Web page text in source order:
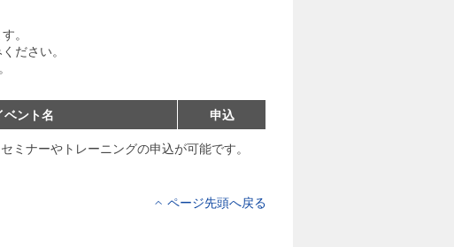
。
ださい。
ベント名 申込
セミナーやトレーニングの申込が可能です。
ページ先頭へ戻る